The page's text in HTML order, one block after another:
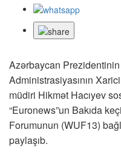
Azərbaycan
Administrasiyasının
müdiri Hikmət Hacıyev
“Euronews”un Bakıda
Forumunun (WUF13)
paylaşıb.